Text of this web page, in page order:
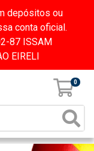
depósitos ou
conta oficial.
87 ISSAM
EIRELI
0